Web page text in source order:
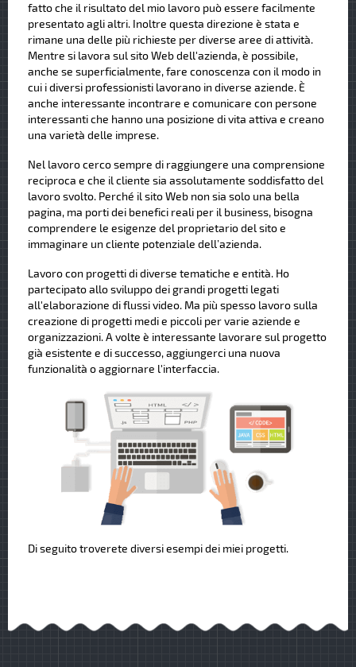
fatto che il risultato del mio lavoro può essere facilmente
presentato agli altri. Inoltre questa direzione è stata e
rimane una delle più richieste per diverse aree di attività.
Mentre si lavora sul sito Web dell'azienda, è possibile,
anche se superficialmente, fare conoscenza con il modo in
cui i diversi professionisti lavorano in diverse aziende. È
anche interessante incontrare e comunicare con persone
interessanti che hanno una posizione di vita attiva e creano
una varietà delle imprese.
Nel lavoro cerco sempre di raggiungere una comprensione
reciproca e che il cliente sia assolutamente soddisfatto del
lavoro svolto. Perché il sito Web non sia solo una bella
pagina, ma porti dei benefici reali per il business, bisogna
comprendere le esigenze del proprietario del sito e
immaginare un cliente potenziale dell’azienda.
Lavoro con progetti di diverse tematiche e entità. Ho
partecipato allo sviluppo dei grandi progetti legati
all'elaborazione di flussi video. Ma più spesso lavoro sulla
creazione di progetti medi e piccoli per varie aziende e
organizzazioni. A volte è interessante lavorare sul progetto
già esistente e di successo, aggiungerci una nuova
funzionalità o aggiornare l'interfaccia.
Di seguito troverete diversi esempi dei miei progetti.